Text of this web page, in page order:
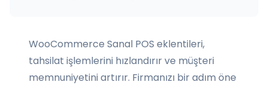
WooCommerce Sanal POS eklentileri,
tahsilat işlemlerini hızlandırır ve müşteri
memnuniyetini artırır. Firmanızı bir adım öne